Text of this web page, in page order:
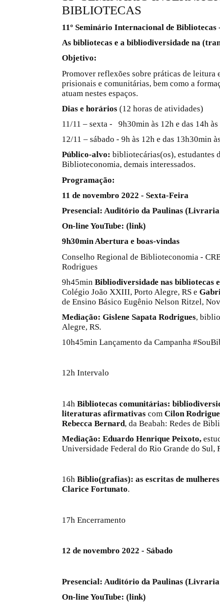
BIBLIOTECAS
11º Seminário Internacional de Bibliotecas
As bibliotecas e a bibliodiversidade na
Objetivo:
Promover reflexões sobre práticas de leitura
prisionais e comunitárias, bem como a
atuam nestes espaços.
Dias e horários (12 horas de atividades)
11/11 – sexta - 9h30min às 12h e das 14h às
12/11 – sábado - 9h às 12h e das 13h30min
Público-alvo: bibliotecárias(os), estudantes
Biblioteconomia, demais interessados.
Programação:
11 de novembro 2022 - Sexta-Feira
Presencial: Auditório da Paulinas
On-line YouTube: (link)
9h30min Abertura e boas-vindas
Conselho Regional de Biblioteconomia -
Rodrigues
9h45min Bibliodiversidade nas bibliotecas
Colégio João XXIII, Porto Alegre, RS e
de Ensino Básico Eugênio Nelson Ritzel,
Mediação: Gislene Sapata Rodrigues,
Alegre, RS.
10h45min Lançamento da Campanha
12h Intervalo
14h Bibliotecas comunitárias:
literaturas afirmativas com Cilon
Rebecca Bernard, da Beabah: Redes de
Mediação: Eduardo Henrique Peixoto,
Universidade Federal do Rio Grande do Sul,
16h Biblio(grafias): as escritas de
Clarice Fortunato.
17h Encerramento
12 de novembro 2022 - Sábado
Presencial: Auditório da Paulinas
On-line YouTube: (link)